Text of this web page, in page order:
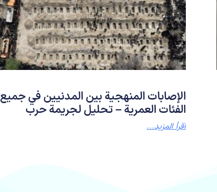
الإصابات المنهجية بين المدنيين في جميع
الفئات العمرية – تحليل لجريمة حرب
اقرأ المزيد...